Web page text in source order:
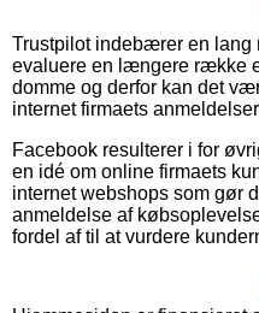
Trustpilot indebærer en
evaluere en længere række
domme og derfor kan det
internet firmaets
Facebook resulterer i for
en idé om online firmaets
internet webshops som gør
anmeldelse af
fordel af til at vurdere